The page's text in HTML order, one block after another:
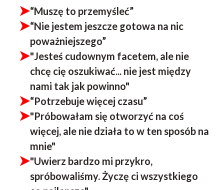
“Muszę to przemyśleć”
“Nie jestem jeszcze gotowa na nic
poważniejszego”
"Jesteś cudownym facetem, ale nie
chcę cię oszukiwać... nie jest między
nami tak jak powinno"
“Potrzebuje więcej czasu”
"Próbowałam się otworzyć na coś
więcej, ale nie działa to w ten sposób na
mnie"
"Uwierz bardzo mi przykro,
spróbowaliśmy. Życzę ci wszystkiego